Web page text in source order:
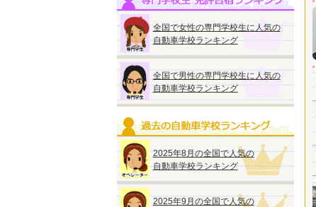
全国で女性の専門学校生に人気の
自動車学校ランキング
全国で男性の専門学校生に人気の
自動車学校ランキング
2025年8月の全国で人気の
自動車学校ランキング
2025年9月の全国で人気の